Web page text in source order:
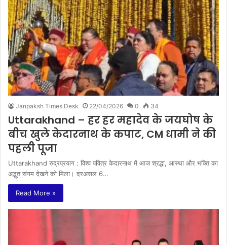
Janpaksh Times Desk 22/04/2026 0 34
Uttarakhand – हर हर महादेव के जयघोष के
बीच खुले केदारनाथ के कपाट, CM धामी ने की
पहली पूजा
Uttarakhand रुद्रप्रयाग : विश्व पवित्र केदारनाथ में आज श्रद्धा, आस्था और भक्ति का
अद्भुत संगम देखने को मिला। दरअसल 6…
Read More »